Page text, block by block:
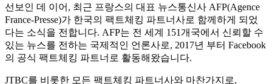
선보인 데 이어, 최근 프랑스의 대표 뉴스통신사 AFP(Agence
France-Presse)가 한국의 팩트체킹 파트너사로 함께하게 되었
다는 소식을 전합니다. AFP는 전 세계 151개국에서 신뢰할 수
있는 뉴스를 전하는 국제적인 언론사로, 2017년 부터 Facebook
의 공식 팩트체킹 파트너로 활동해왔습니다.
JTBC를 비롯한 모든 팩트체킹 파트너사와 마찬가지로,